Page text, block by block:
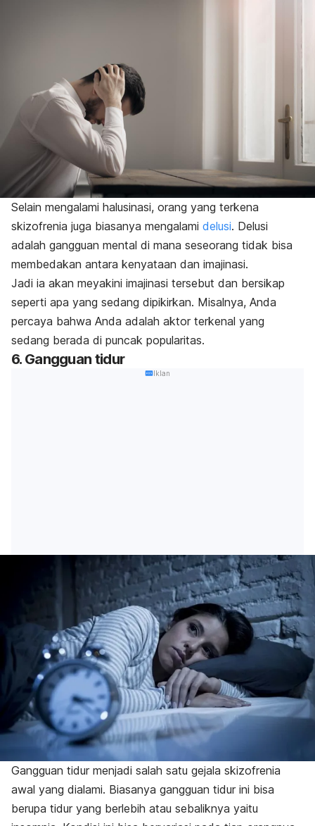
Selain mengalami halusinasi, orang yang terkena
skizofrenia juga biasanya mengalami delusi. Delusi
adalah gangguan mental di mana seseorang tidak bisa
membedakan antara kenyataan dan imajinasi.
Jadi ia akan meyakini imajinasi tersebut dan bersikap
seperti apa yang sedang dipikirkan. Misalnya, Anda
percaya bahwa Anda adalah aktor terkenal yang
sedang berada di puncak popularitas.
6. Gangguan tidur
Iklan
Gangguan tidur menjadi salah satu gejala skizofrenia
awal yang dialami. Biasanya gangguan tidur ini bisa
berupa tidur yang berlebih atau sebaliknya yaitu